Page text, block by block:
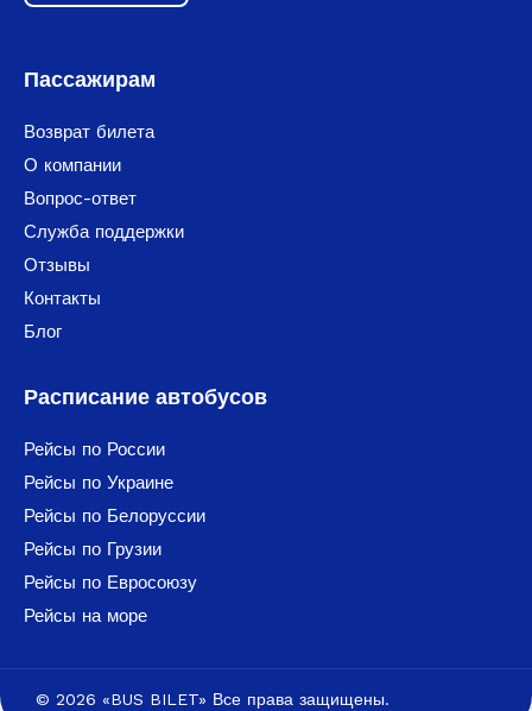
Пассажирам
Возврат билета
О компании
Вопрос-ответ
Служба поддержки
Отзывы
Контакты
Блог
Расписание автобусов
Рейсы по России
Рейсы по Украине
Рейсы по Белоруссии
Рейсы по Грузии
Рейсы по Евросоюзу
Рейсы на море
© 2026 «BUS BILET» Все права защищены.